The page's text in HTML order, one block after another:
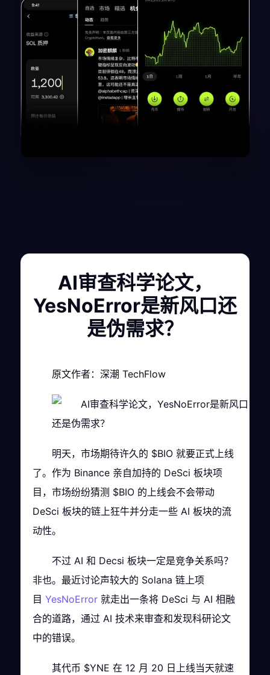
AI审查科学论文，
YesNoError是新风口还
是伪需求？
原文作者：深潮 TechFlow
明天，市场期待许久的 $BIO 就要正式上线
了。作为 Binance 亲自加持的 DeSci 板块项
目，市场纷纷猜测 $BIO 的上线会不会带动
DeSci 板块的链上狂牛并分走一些 AI 板块的流
动性。
不过 AI 和 Decsi 板块一定是竞争关系吗？
非也。最近讨论声较大的 Solana 链上项
目YesNoError 就走出一条将 DeSci 与 AI 相融
合的道路，通过 AI 技术来审查和发现科研论文
中的错误。
其代币 $YNE 在 12 月 20 日上线当天就速